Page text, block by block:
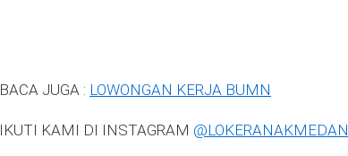
BACA JUGA : LOWONGAN KERJA BUMN
IKUTI KAMI DI INSTAGRAM @LOKERANAKMEDAN